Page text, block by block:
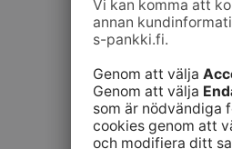
Kundtjänst
010 76 5810 (lna/mta)
må–fr kl. 9–16